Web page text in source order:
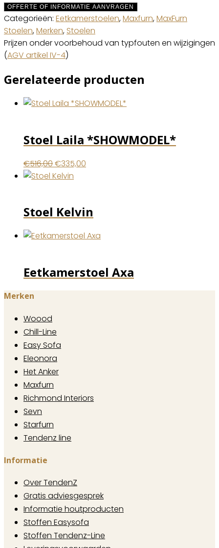
OFFERTE OF INFORMATIE AANVRAGEN
Categorieën: Eetkamerstoelen,Maxfurn,MaxFurn
Stoelen,Merken, Stoelen
Prijzen onder voorbehoud van typfouten en wijzigingen
(AGV artikel IV-4)
Gerelateerde producten
Stoel Laila *SHOWMODEL*
€516,00Oorspronkelijke
prijs
€335,00
Stoel Kelvin
Eetkamerstoel Axa
Merken
Woood
Chill-Line
Easy Sofa
Eleonora
Het Anker
Maxfurn
Richmond Interiors
Sevn
Starfurn
Tendenz line
Informatie
Over TendenZ
Gratis adviesgesprek
Informatie houtproducten
Stoffen Easysofa
Stoffen Tendenz-Line